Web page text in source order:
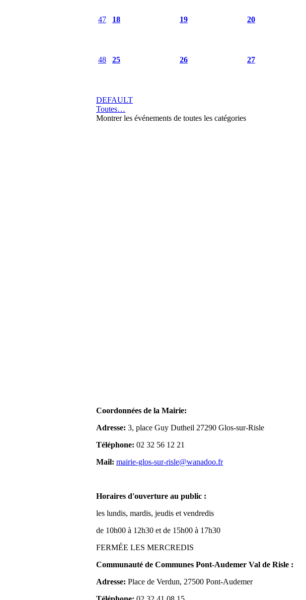
47 18 19 20
48 25 26 27
DEFAULT
Toutes…
Montrer les événements de toutes les catégories
Coordonnées de la Mairie:
Adresse: 3, place Guy Dutheil 27290 Glos-sur-Risle
Téléphone: 02 32 56 12 21
Mail: mairie-glos-sur-risle@wanadoo.fr
Horaires d'ouverture au public :
les lundis, mardis, jeudis et vendredis
de 10h00 à 12h30 et de 15h00 à 17h30
FERMÉE LES MERCREDIS
Communauté de Communes Pont-Audemer Val de Risle :
Adresse: Place de Verdun, 27500 Pont-Audemer